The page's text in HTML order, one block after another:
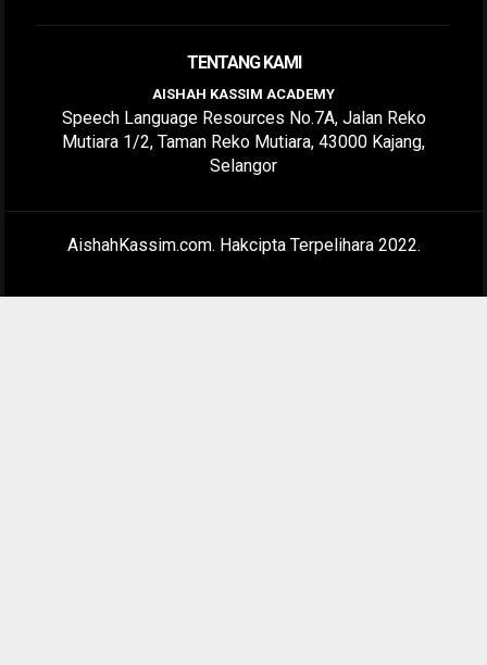
TENTANG KAMI
AISHAH KASSIM ACADEMY
Speech Language Resources No.7A, Jalan Reko
Mutiara 1/2, Taman Reko Mutiara, 43000 Kajang,
Selangor
AishahKassim.com. Hakcipta Terpelihara 2022.